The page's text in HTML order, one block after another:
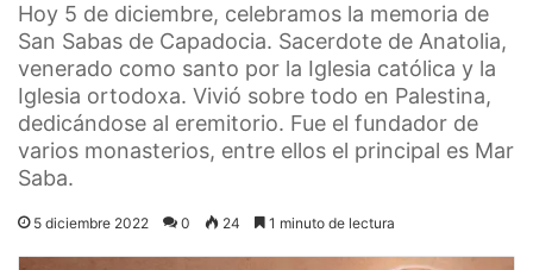
Hoy 5 de diciembre, celebramos la memoria de
San Sabas de Capadocia. Sacerdote de Anatolia,
venerado como santo por la Iglesia católica y la
Iglesia ortodoxa. Vivió sobre todo en Palestina,
dedicándose al eremitorio. Fue el fundador de
varios monasterios, entre ellos el principal es Mar
Saba.
5 diciembre 2022 0 24 1 minuto de lectura